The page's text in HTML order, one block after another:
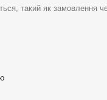
такий як замовлення